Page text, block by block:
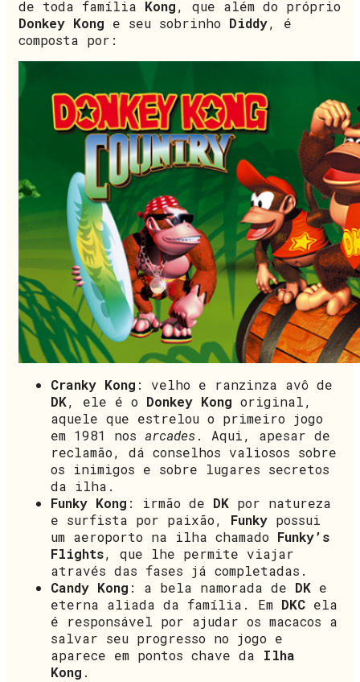
de toda família Kong, que além do próprio
Donkey Kong e seu sobrinho Diddy, é
composta por:
Cranky Kong : velho e ranzinza avô de
DK, ele é o Donkey Kong original,
aquele que estrelou o primeiro jogo
em 1981 nos arcades. Aqui, apesar de
reclamão, dá conselhos valiosos sobre
os inimigos e sobre lugares secretos
da ilha.
Funky Kong : irmão de DK por natureza
e surfista por paixão, Funky possui
um aeroporto na ilha chamado Funky’s
Flights, que lhe permite viajar
através das fases já completadas.
Candy Kong : a bela namorada de DK e
eterna aliada da família. Em DKC ela
é responsável por ajudar os macacos a
salvar seu progresso no jogo e
aparece em pontos chave da Ilha
Kong .